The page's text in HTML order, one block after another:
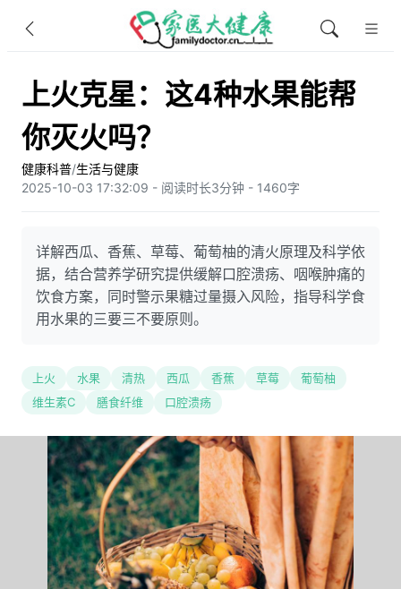
上火克星：这4种水果能帮
你灭火吗？
健康科普/生活与健康
2025-10-03 17:32:09 - 阅读时长3分钟 - 1460字
详解西瓜、香蕉、草莓、葡萄柚的清火原理及科学依
据，结合营养学研究提供缓解口腔溃疡、咽喉肿痛的
饮食方案，同时警示果糖过量摄入风险，指导科学食
用水果的三要三不要原则。
上火 水果 清热 西瓜 香蕉 草莓
葡萄柚
维生素C
膳食纤维 口腔溃疡